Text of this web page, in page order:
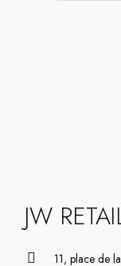
JW
11, place de